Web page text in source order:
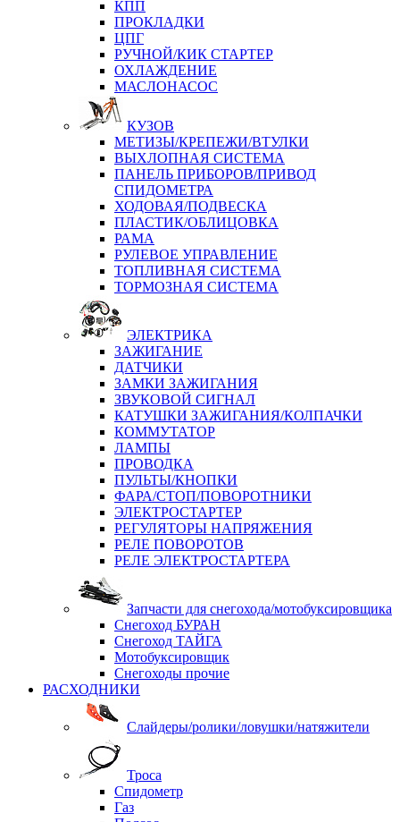
КПП
ПРОКЛАДКИ
ЦПГ
РУЧНОЙ/КИК СТАРТЕР
ОХЛАЖДЕНИЕ
МАСЛОНАСОС
КУЗОВ
МЕТИЗЫ/КРЕПЕЖИ/ВТУЛКИ
ВЫХЛОПНАЯ СИСТЕМА
ПАНЕЛЬ ПРИБОРОВ/ПРИВОД
СПИДОМЕТРА
ХОДОВАЯ/ПОДВЕСКА
ПЛАСТИК/ОБЛИЦОВКА
РАМА
РУЛЕВОЕ УПРАВЛЕНИЕ
ТОПЛИВНАЯ СИСТЕМА
ТОРМОЗНАЯ СИСТЕМА
ЭЛЕКТРИКА
ЗАЖИГАНИЕ
ДАТЧИКИ
ЗАМКИ ЗАЖИГАНИЯ
ЗВУКОВОЙ СИГНАЛ
КАТУШКИ ЗАЖИГАНИЯ/КОЛПАЧКИ
КОММУТАТОР
ЛАМПЫ
ПРОВОДКА
ПУЛЬТЫ/КНОПКИ
ФАРА/СТОП/ПОВОРОТНИКИ
ЭЛЕКТРОСТАРТЕР
РЕГУЛЯТОРЫ НАПРЯЖЕНИЯ
РЕЛЕ ПОВОРОТОВ
РЕЛЕ ЭЛЕКТРОСТАРТЕРА
Запчасти для снегохода/мотобуксировщика
Снегоход БУРАН
Снегоход ТАЙГА
Мотобуксировщик
Снегоходы прочие
РАСХОДНИКИ
Слайдеры/ролики/ловушки/натяжители
Троса
Спидометр
Газ